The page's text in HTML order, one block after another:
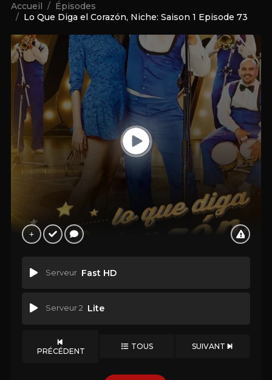
Accueil
Épisodes
Lo Que Diga el Corazón, Niche: Saison 1 Episode 73
Serveur Fast HD
Serveur 2 Lite
PRÉCÉDENT TOUS SUIVANT